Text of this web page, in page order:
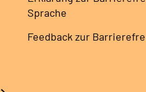
Sprache
Feedback zur